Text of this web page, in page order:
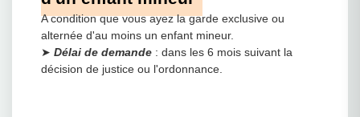
A condition que vous ayez la garde exclusive ou
alternée d'au moins un enfant mineur.
➤ Délai de demande : dans les 6 mois suivant la
décision de justice ou l'ordonnance.